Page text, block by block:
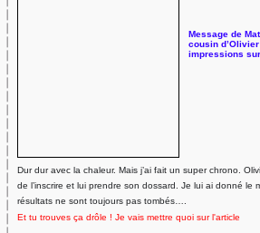
Message de
cousin
impressions
Dur dur avec la chaleur. Mais j’ai fait un super chrono.
de l’inscrire et lui prendre son dossard. Je lui ai donné le
résultats ne sont toujours pas tombés….
Et tu trouves ça drôle ! Je vais mettre quoi sur l'article